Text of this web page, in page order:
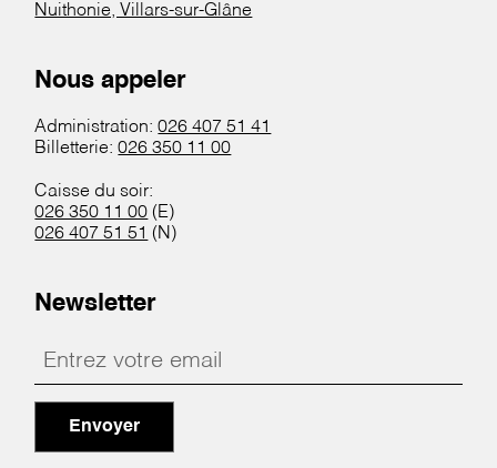
Nuithonie, Villars-sur-Glâne
Nous appeler
Administration:026 407 51 41
Billetterie:026 350 11 00
Caisse du soir:
026 350 11 00 (E)
026 407 51 51 (N)
Newsletter
Envoyer